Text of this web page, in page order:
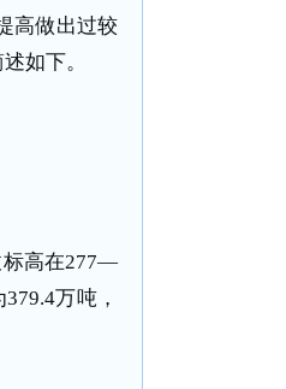
高做出过较
如下。
标高在277—
万吨，